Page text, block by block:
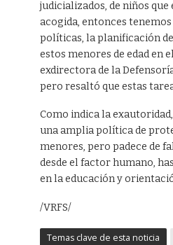
judicializados, de niños que
acogida, entonces
políticas, la planificación
estos menores de edad en
exdirectora de la
pero resaltó que estas
Como indica la
una amplia política de
menores, pero padece de
desde el factor humano,
en la educación y
/VRFS/
Temas clave de esta noticia